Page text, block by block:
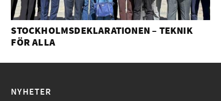
STOCKHOLMSDEKLARATIONEN – TEKNIK
FÖR ALLA
NYHETER